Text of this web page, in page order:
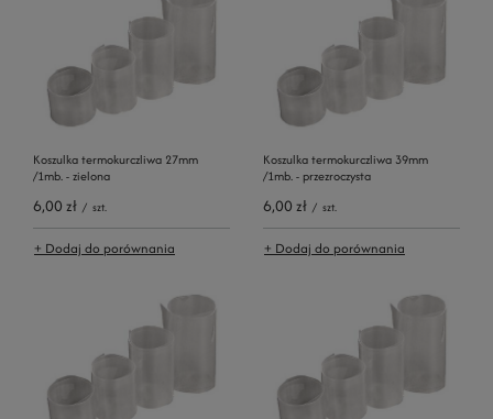
Koszulka termokurczliwa 27mm
/1mb. - zielona
6,00 zł / szt.
+ Dodaj do porównania
Koszulka termokurczliwa 39mm
/1mb. - przezroczysta
6,00 zł / szt.
+ Dodaj do porównania